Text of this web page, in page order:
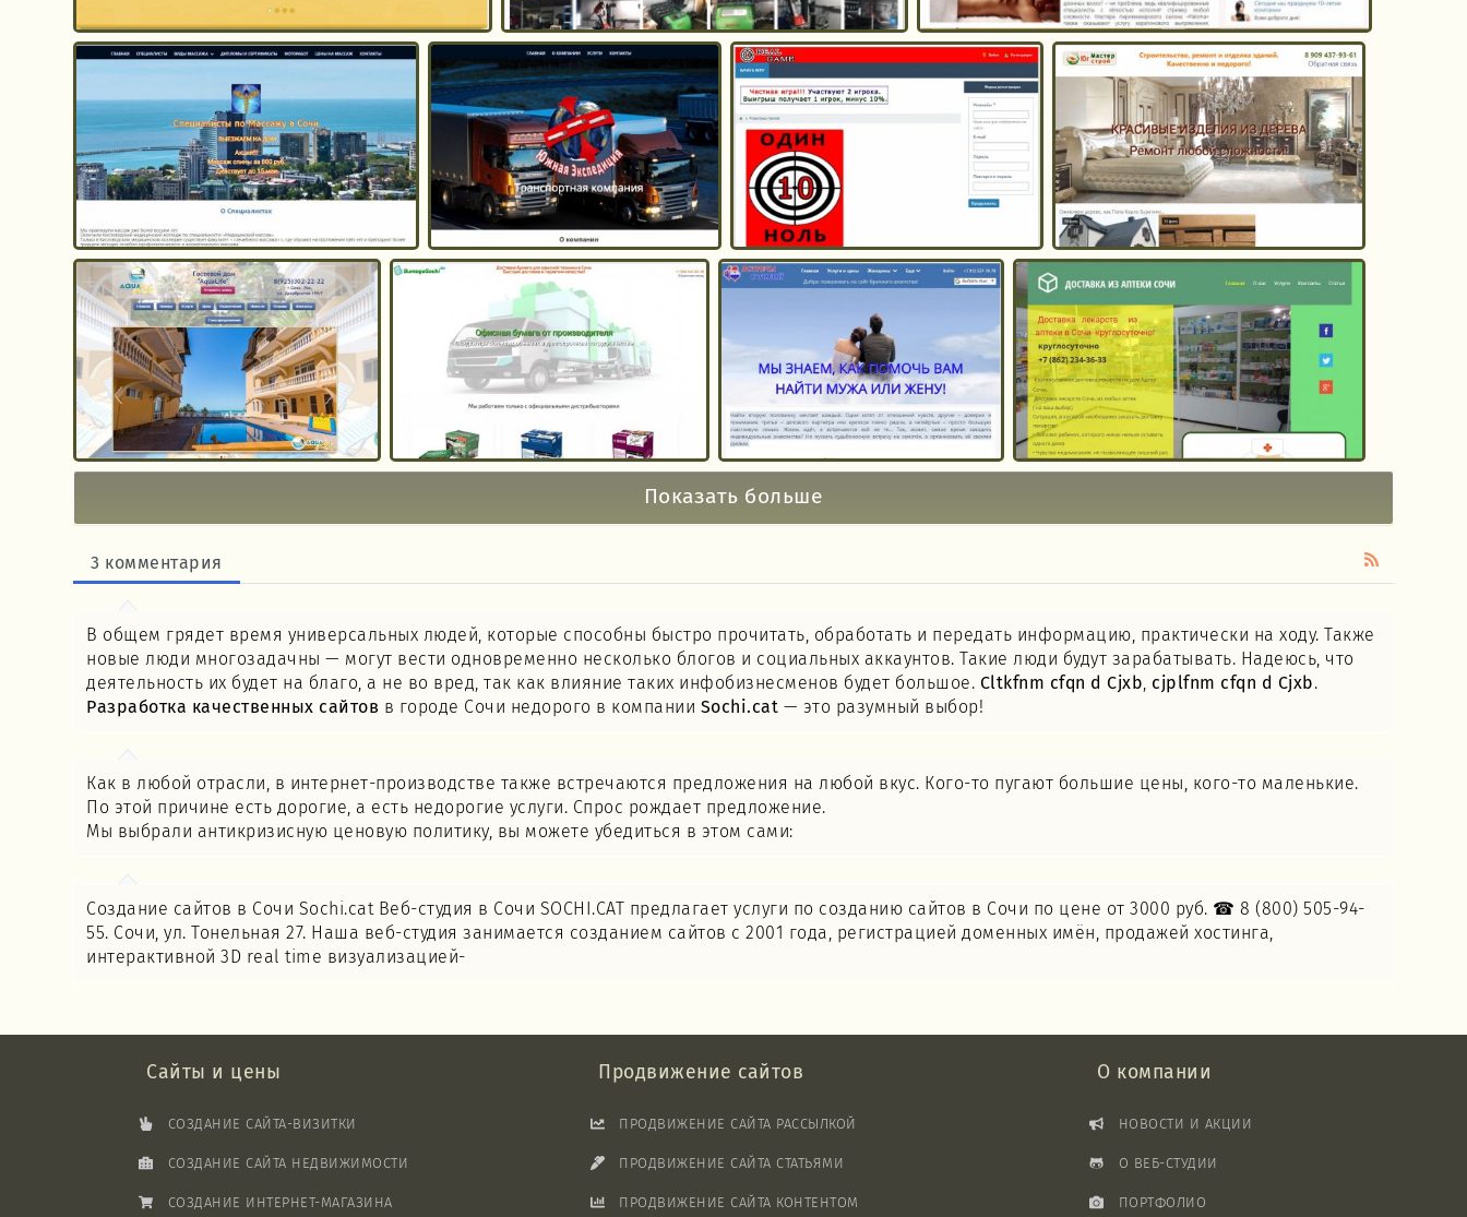
Показать больше
3 комментария
В общем грядет время универсальных людей, которые способны быстро прочитать, обработать и передать информацию, практически на ходу. Также
новые люди многозадачны — могут вести одновременно несколько блогов и социальных аккаунтов. Такие люди будут зарабатывать. Надеюсь, что
деятельность их будет на благо, а не во вред, так как влияние таких инфобизнесменов будет большое. Cltkfnm cfqn d Cjxb cjplfnm cfqn d Cjxb.
Разработка качественных сайтов в городе Сочи недорого в компании Sochi.cat — это разумный выбор!
Как в любой отрасли, в интернет-производстве также встречаются предложения на любой вкус. Кого-то пугают большие цены, кого-то маленькие.
По этой причине есть дорогие, а есть недорогие услуги. Спрос рождает предложение.
Мы выбрали антикризисную ценовую политику, вы можете убедиться в этом сами:
Создание сайтов в Сочи Sochi.cat Веб-студия в Сочи SOCHI.CAT предлагает услуги по созданию сайтов в Сочи по цене от 3000 руб. ☎ 8 (800) 505-94-
55. Сочи, ул. Тонельная 27. Наша веб-студия занимается созданием сайтов с 2001 года, регистрацией доменных имён, продажей хостинга,
интерактивной 3D real time визуализацией-
Сайты и цены
СОЗДАНИЕ САЙТА-ВИЗИТКИ
СОЗДАНИЕ САЙТА НЕДВИЖИМОСТИ
СОЗДАНИЕ ИНТЕРНЕТ-МАГАЗИНА
Продвижение сайтов
ПРОДВИЖЕНИЕ САЙТА РАССЫЛКОЙ
ПРОДВИЖЕНИЕ САЙТА СТАТЬЯМИ
ПРОДВИЖЕНИЕ САЙТА КОНТЕНТОМ
О компании
НОВОСТИ И АКЦИИ
О ВЕБ-СТУДИИ
ПОРТФОЛИО